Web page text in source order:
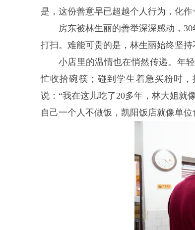
是，这份善意早已超越个人行为，化作
房东被林生丽的善举深深感动，
打扫。难能可贵的是，林生丽始终坚
小店里的温情也在悄然传递。年
忙收拾碗筷；碰到学生着急买粉时
说：“我在这儿吃了20多年，林大姐就
自己一个人不做饭，凯阳饭店就像单